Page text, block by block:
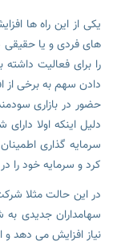
یکی از این راه ها
های فردی و یا حقیقی
را برای فعالیت
دادن سهم به برخی از
حضور در بازاری
دلیل اینکه اولا
سرمایه گذاری
کرد و سرمایه خود را
در این حالت مثلا
سهامداران جدیدی به
نیاز افزایش می دهد